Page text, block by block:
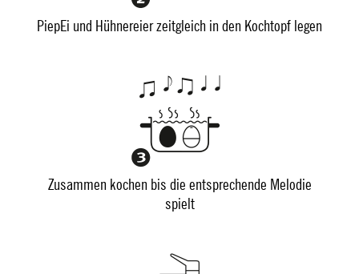
PiepEi und Hühnereier zeitgleich in den Kochtopf legen
Zusammen kochen bis die entsprechende Melodie
spielt